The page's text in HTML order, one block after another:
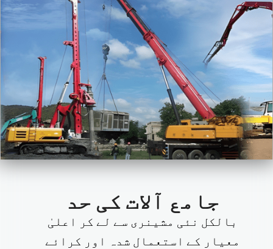
جامع آلات کی حد
بالکل نئی مشینری سے لے کر اعلیٰ
معیار کے استعمال شدہ اور کرائے